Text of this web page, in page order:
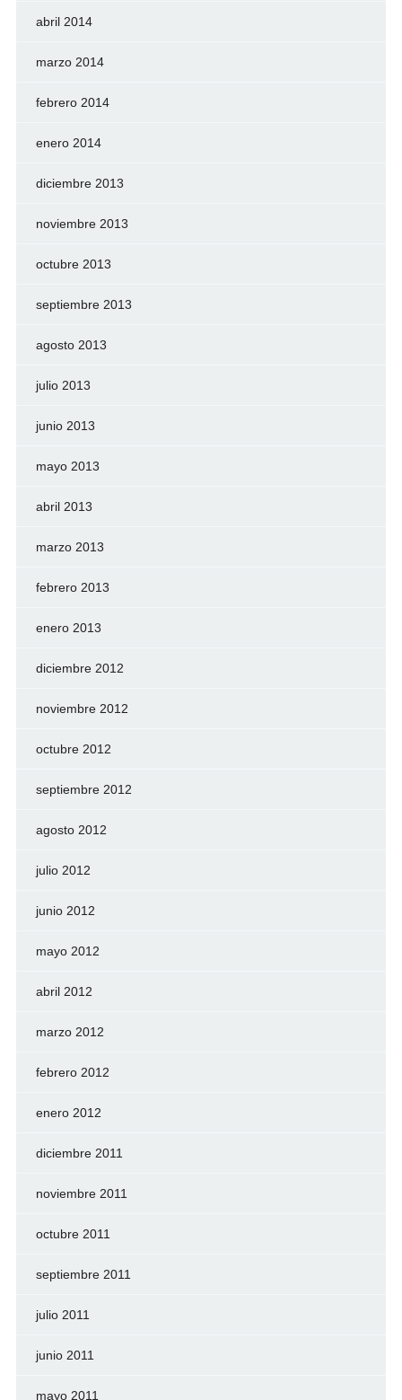
abril 2014
marzo 2014
febrero 2014
enero 2014
diciembre 2013
noviembre 2013
octubre 2013
septiembre 2013
agosto 2013
julio 2013
junio 2013
mayo 2013
abril 2013
marzo 2013
febrero 2013
enero 2013
diciembre 2012
noviembre 2012
octubre 2012
septiembre 2012
agosto 2012
julio 2012
junio 2012
mayo 2012
abril 2012
marzo 2012
febrero 2012
enero 2012
diciembre 2011
noviembre 2011
octubre 2011
septiembre 2011
julio 2011
junio 2011
mayo 2011